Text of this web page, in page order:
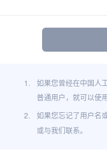
1.
如果您曾经在中国人
普通用户，就可以使
2.
如果您忘记了用户名
或与我们联系。